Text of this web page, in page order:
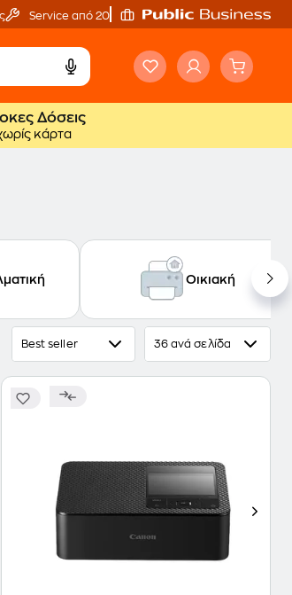
Service από 20'
Δόσεις
κάρτα
Οικιακή
Best seller 36 ανά σελίδα